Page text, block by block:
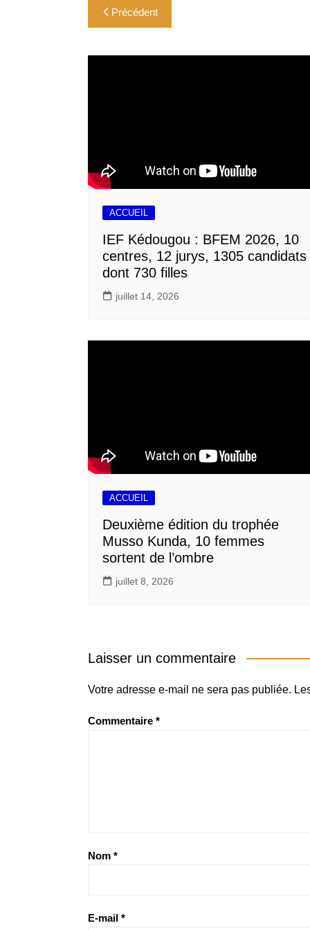
b
o
k
l
s
A
p
d
n
r
Navigation
de
l’article
Précédent
ACCUEIL
IEF Kédougou : BFEM 2026, 10
centres, 12 jurys, 1305 candidats
dont 730 filles
juillet 14, 2026
ACCUEIL
Deuxième édition du trophée
Musso Kunda, 10 femmes
sortent de l’ombre
juillet 8, 2026
Laisser un commentaire
Votre adresse e-mail ne sera pas publiée.
Commentaire *
Nom *
E-mail *